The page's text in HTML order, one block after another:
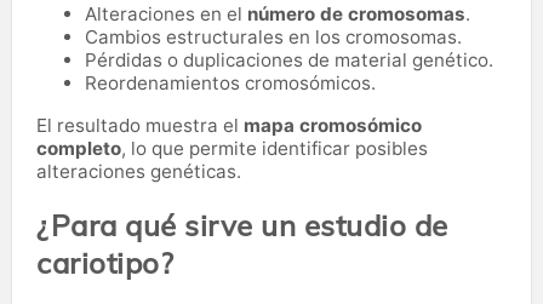
Alteraciones en el número de cromosomas.
Cambios estructurales en los cromosomas.
Pérdidas o duplicaciones de material genético.
Reordenamientos cromosómicos.
El resultado muestra el mapa cromosómico
completo, lo que permite identificar posibles
alteraciones genéticas.
¿Para qué sirve un estudio de
cariotipo?